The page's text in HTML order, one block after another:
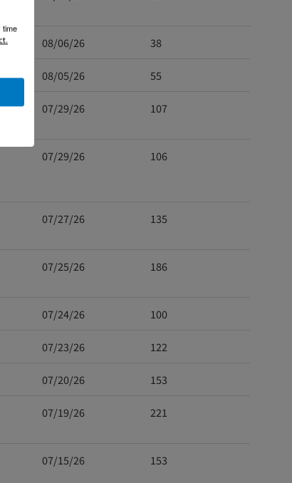
08/06/26 38
08/05/26 55
07/29/26 107
07/29/26 106
07/27/26 135
07/25/26 186
07/24/26 100
07/23/26 122
07/20/26 153
07/19/26 221
07/15/26 153
time